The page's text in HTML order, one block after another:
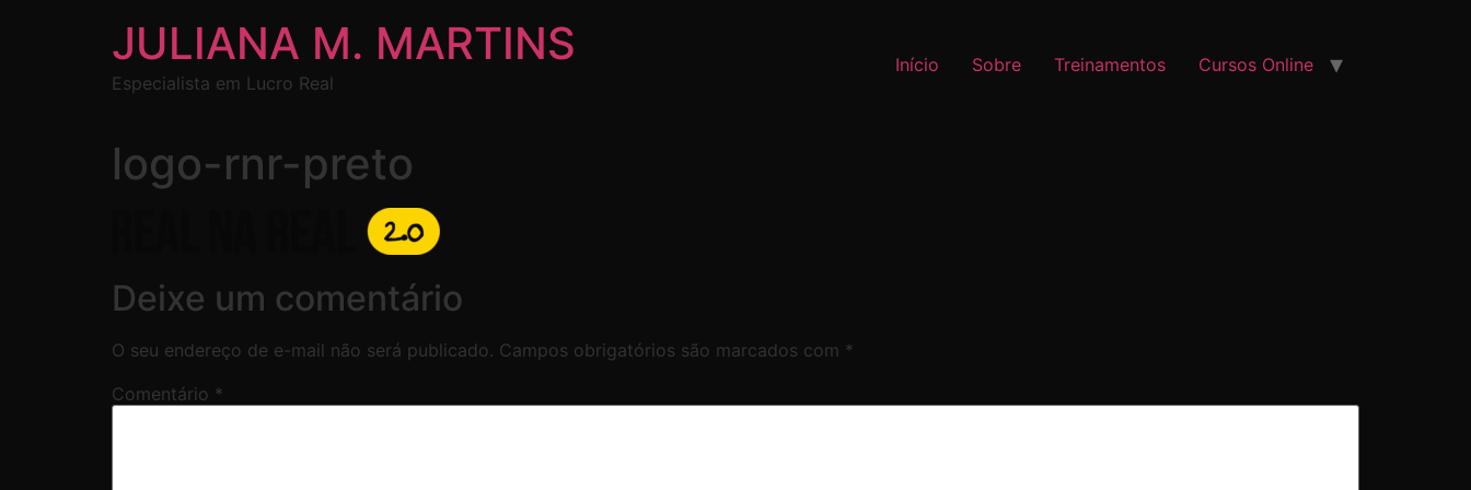
JULIANA M. MARTINS
Especialista em Lucro Real
Início Sobre Treinamentos Cursos Online
logo-rnr-preto
Deixe um comentário
O seu endereço de e-mail não será publicado. Campos obrigatórios são marcados com *
Comentário *